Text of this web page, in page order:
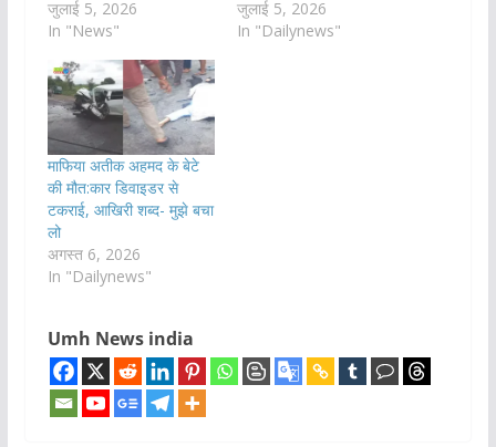
जुलाई 5, 2026
In "News"
जुलाई 5, 2026
In "Dailynews"
माफिया अतीक अहमद के बेटे
की मौत:कार डिवाइडर से
टकराई, आखिरी शब्द- मुझे बचा
लो
अगस्त 6, 2026
In "Dailynews"
Umh News india